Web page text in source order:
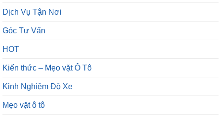
Dịch Vụ Tận Nơi
Góc Tư Vấn
HOT
Kiến thức – Mẹo vặt Ô Tô
Kinh Nghiệm Độ Xe
Mẹo vặt ô tô